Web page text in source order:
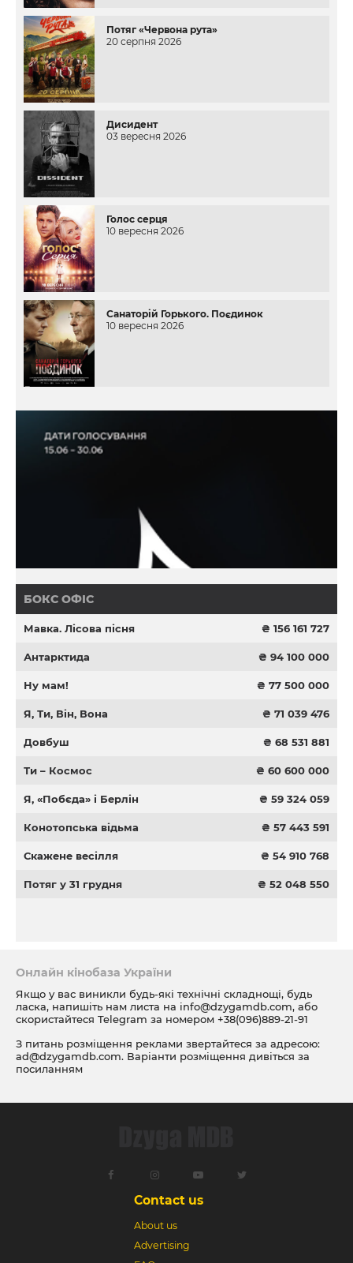
Потяг «Червона рута»
20 серпня 2026
Дисидент
03 вересня 2026
Голос серця
10 вересня 2026
Санаторій Горького. Поєдинок
10 вересня 2026
БОКС ОФІС
Мавка. Лісова пісня ₴ 156 161 727
Антарктида ₴ 94 100 000
Ну мам! ₴ 77 500 000
Я, Ти, Він, Вона ₴ 71 039 476
Довбуш ₴ 68 531 881
Ти – Космос ₴ 60 600 000
Я, «Побєда» і Берлін ₴ 59 324 059
Конотопська відьма ₴ 57 443 591
Скажене весілля ₴ 54 910 768
Потяг у 31 грудня ₴ 52 048 550
Онлайн кінобаза України
Якщо у вас виникли будь-які технічні складнощі, будь
ласка, напишіть нам листа на info@dzygamdb.com, або
скористайтеся Telegram за номером +38(096)889-21-91
З питань розміщення реклами звертайтеся за адресою:
ad@dzygamdb.com. Варіанти розміщення дивіться за
посиланням
Contact us
About us
Advertising